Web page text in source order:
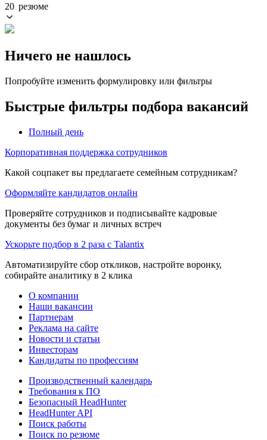
20 резюме
Ничего не нашлось
Попробуйте изменить формулировку или фильтры
Быстрые фильтры подбора вакансий
Полный день
Корпоративная поддержка сотрудников
Какой соцпакет вы предлагаете семейным сотрудникам?
Оформляйте кандидатов онлайн
Проверяйте сотрудников и подписывайте кадровые
документы без бумаг и личных встреч
Ускорьте подбор в 2 раза с Talantix
Автоматизируйте сбор откликов, настройте воронку,
собирайте аналитику в 2 клика
О компании
Наши вакансии
Партнерам
Реклама на сайте
Новости и статьи
Инвесторам
Кандидаты по профессиям
Производственный календарь
Требования к ПО
Безопасный HeadHunter
HeadHunter API
Поиск работы
Поиск по резюме